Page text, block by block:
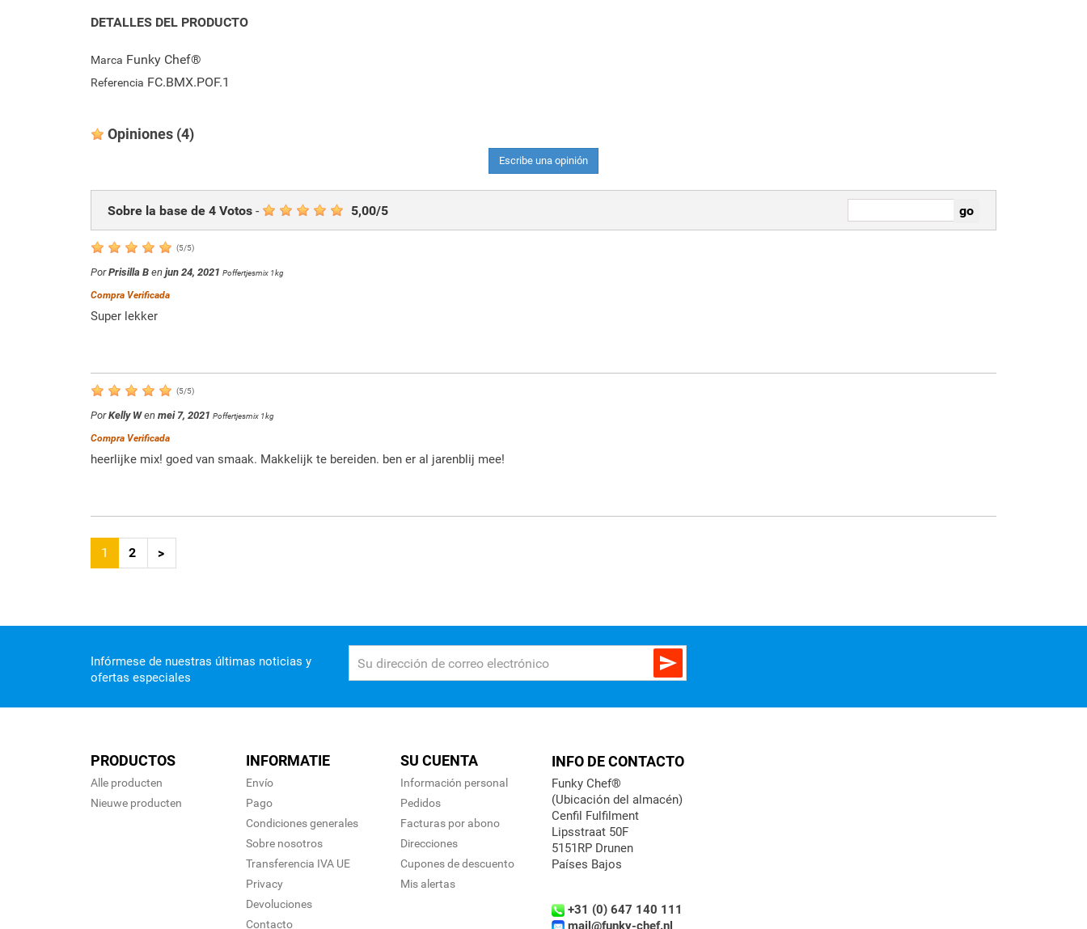
DETALLES DEL PRODUCTO
Marca Funky Chef®
Referencia FC.BMX.POF.1
Opiniones (4)
Escribe una opinión
Sobre la base de 4 Votos - 5,00/5
(5/5)
PorPrisilla B en jun 24, 2021 Poffertjesmix 1kg
Compra Verificada
Super lekker
(5/5)
PorKelly Wen mei 7, 2021 Poffertjesmix 1kg
Compra Verificada
heerlijke mix! goed van smaak. Makkelijk te bereiden. ben er al jarenblij mee!
1 2 >
Infórmese de nuestras últimas noticias y
ofertas especiales

PRODUCTOS
Alle producten
Nieuwe producten
INFORMATIE
Envío
Pago
Condiciones generales
Sobre nosotros
Transferencia IVA UE
Privacy
Devoluciones
Contacto
SU CUENTA
Información personal
Pedidos
Facturas por abono
Direcciones
Cupones de descuento
Mis alertas
INFO DE CONTACTO
Funky Chef®
(Ubicación del almacén)
Cenfil Fulfilment
Lipsstraat 50F
5151RP Drunen
Países Bajos
+31 (0) 647 140 111
mail@funky-chef.nl